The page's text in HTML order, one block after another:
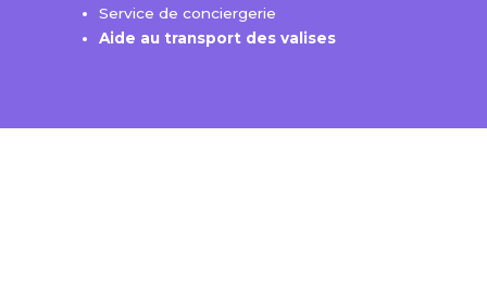
Service de conciergerie ​
Aide au transport des valises